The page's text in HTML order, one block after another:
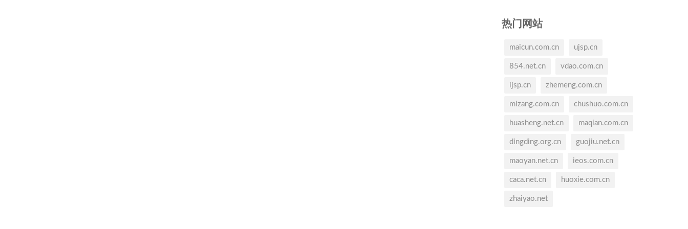
热门网站
maicun.com.cn ujsp.cn
854.net.cn vdao.com.cn
ijsp.cn zhemeng.com.cn
mizang.com.cn chushuo.com.cn
huasheng.net.cn maqian.com.cn
dingding.org.cn guojiu.net.cn
maoyan.net.cn ieos.com.cn
caca.net.cn huoxie.com.cn
zhaiyao.net